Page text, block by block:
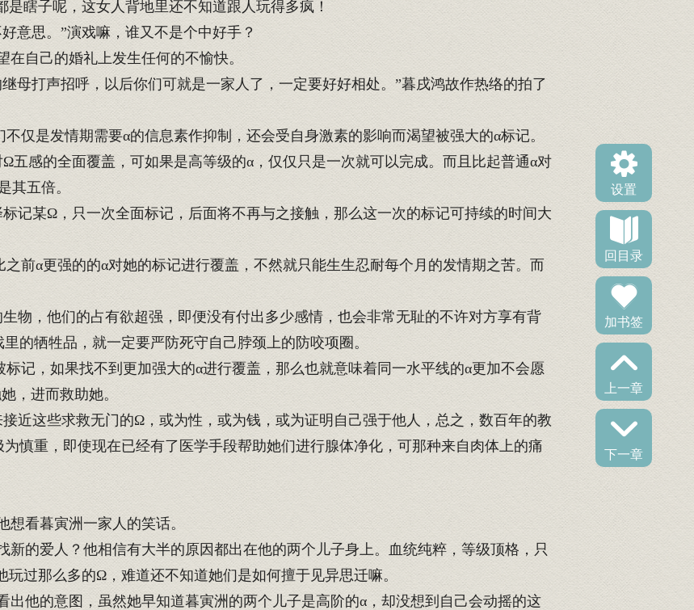
设置
回目录
加书签
上一章
下一章
瞎子呢，这女人背地里还不知道跟人玩得多疯！
思。”演戏嘛，谁又不是个中好手？
自己的婚礼上发生任何的不愉快。
打声招呼，以后你们可就是一家人了，一定要好好相处。”暮戌鸿故作热络的拍了
仅是发情期需要α的信息素作抑制，还会受自身激素的影响而渴望被强大的α标记。
感的全面覆盖，可如果是高等级的α，仅仅只是一次就可以完成。而且比起普通α对
其五倍。
记某Ω，只一次全面标记，后面将不再与之接触，那么这一次的标记可持续的时间大
前α更强的的α对她的标记进行覆盖，不然就只能生生忍耐每个月的发情期之苦。而
物，他们的占有欲超强，即便没有付出多少感情，也会非常无耻的不许对方享有背
的牺牲品，就一定要严防死守自己脖颈上的防咬项圈。
记，如果找不到更加强大的α进行覆盖，那么也就意味着同一水平线的α更加不会愿
，进而救助她。
近这些求救无门的Ω，或为性，或为钱，或为证明自己强于他人，总之，数百年的教
慎重，即使现在已经有了医学手段帮助她们进行腺体净化，可那种来自肉体上的痛
看暮寅洲一家人的笑话。
的爱人？他相信有大半的原因都出在他的两个儿子身上。血统纯粹，等级顶格，只
过那么多的Ω，难道还不知道她们是如何擅于见异思迁嘛。
他的意图，虽然她早知道暮寅洲的两个儿子是高阶的α，却没想到自己会动摇的这